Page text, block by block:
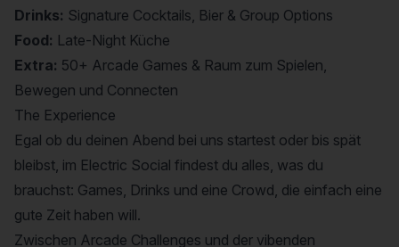
Drinks: Signature Cocktails, Bier & Group Options
Food: Late-Night Küche
Extra: 50+ Arcade Games & Raum zum Spielen,
Bewegen und Connecten
The Experience
Egal ob du deinen Abend bei uns startest oder bis spät
bleibst, im Electric Social findest du alles, was du
brauchst: Games, Drinks und eine Crowd, die einfach eine
gute Zeit haben will.
Zwischen Arcade Challenges und der vibenden